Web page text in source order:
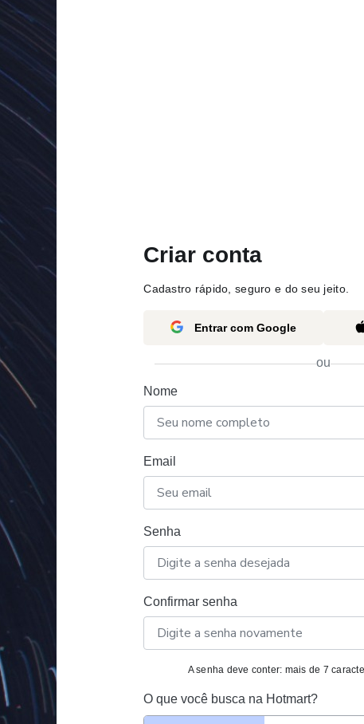
Criar conta
Cadastro rápido, seguro e do seu jeito.
Entrar com Google
ou
Nome
Email
Senha
Confirmar senha
A senha deve conter: mais de 7
O que você busca na Hotmart?